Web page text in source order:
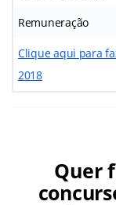
Remuneração
Clique aqui para
2018
Quer